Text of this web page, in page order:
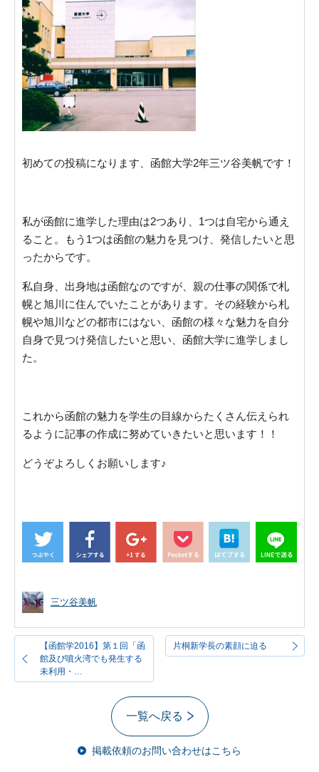
初めての投稿になります、函館大学2年三ツ谷美帆です！
私が函館に進学した理由は2つあり、1つは自宅から通え
ること。もう1つは函館の魅力を見つけ、発信したいと思
ったからです。
私自身、出身地は函館なのですが、親の仕事の関係で札
幌と旭川に住んでいたことがあります。その経験から札
幌や旭川などの都市にはない、函館の様々な魅力を自分
自身で見つけ発信したいと思い、函館大学に進学しまし
た。
これから函館の魅力を学生の目線からたくさん伝えられ
るように記事の作成に努めていきたいと思います！！
どうぞよろしくお願いします♪
三ツ谷美帆
【函館学2016】第１回「函
館及び噴火湾でも発生する
未利用・…
片桐新学長の素顔に迫る
一覧へ戻る
掲載依頼のお問い合わせはこちら